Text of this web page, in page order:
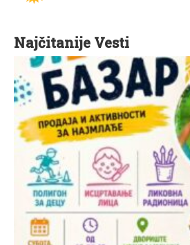
Najčitanije Vesti